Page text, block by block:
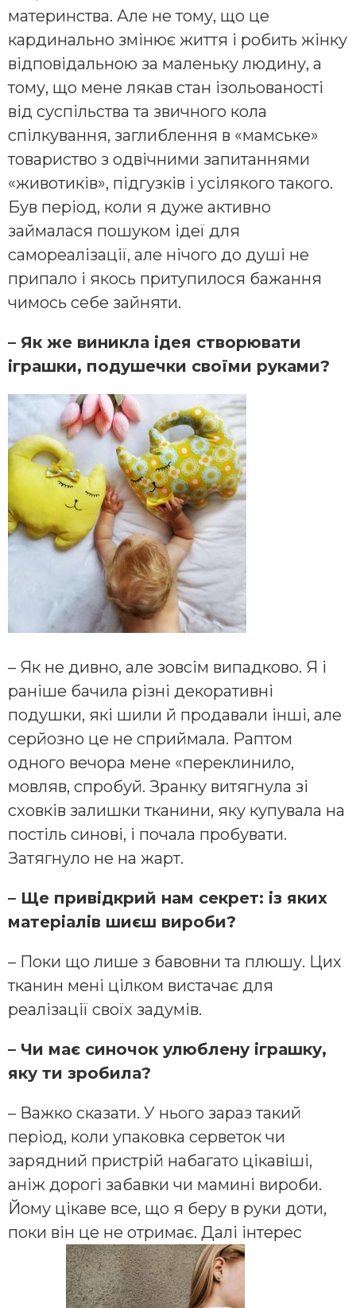
материнства. Але не тому, що це
кардинально змінює життя і робить жінку
відповідальною за маленьку людину, а
тому, що мене лякав стан ізольованості
від суспільства та звичного кола
спілкування, заглиблення в «мамське»
товариство з одвічними запитаннями
«животиків», підгузків і усілякого такого.
Був період, коли я дуже активно
займалася пошуком ідеї для
самореалізації, але нічого до душі не
припало і якось притупилося бажання
чимось себе зайняти.
– Як же виникла ідея створювати
іграшки, подушечки своїми руками?
– Як не дивно, але зовсім випадково. Я і
раніше бачила різні декоративні
подушки, які шили й продавали інші, але
серйозно це не сприймала. Раптом
одного вечора мене «переклинило,
мовляв, спробуй. Зранку витягнула зі
сховків залишки тканини, яку купувала на
постіль синові, і почала пробувати.
Затягнуло не на жарт.
– Ще привідкрий нам секрет: із яких
матеріалів шиєш вироби?
– Поки що лише з бавовни та плюшу. Цих
тканин мені цілком вистачає для
реалізації своїх задумів.
– Чи має синочок улюблену іграшку,
яку ти зробила?
– Важко сказати. У нього зараз такий
період, коли упаковка серветок чи
зарядний пристрій набагато цікавіші,
аніж дорогі забавки чи мамині вироби.
Йому цікаве все, що я беру в руки доти,
поки він це не отримає. Далі інтерес